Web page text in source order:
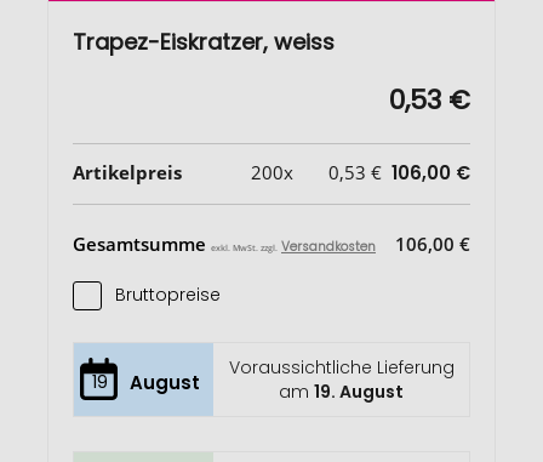
Trapez-Eiskratzer, weiss
0,53 €
Artikelpreis 200x 0,53 € 106,00 €
Gesamtsumme exkl. MwSt. zzgl. Versandkosten 106,00 €
Bruttopreise
19 August
Voraussichtliche Lieferung
am19. August